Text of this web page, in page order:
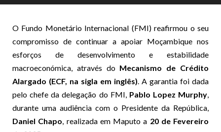
O Fundo Monetário Internacional (FMI) reafirmou o seu
compromisso de continuar a apoiar Moçambique nos
esforços de desenvolvimento e estabilidade
macroeconómica, através do Mecanismo de Crédito
Alargado (ECF, na sigla em inglês). A garantia foi dada
pelo chefe da delegação do FMI, Pablo Lopez Murphy,
durante uma audiência com o Presidente da República,
Daniel Chapo, realizada em Maputo a 20 de Fevereiro